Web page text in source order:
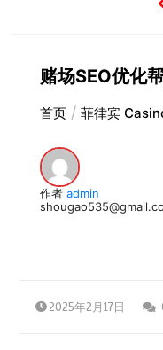
赌场SEO优化
首页 菲律宾
作者 admin
2025年2月17日